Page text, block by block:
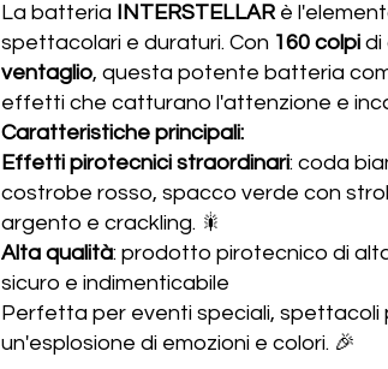
La batteria
INTERSTELLARè
spettacolari e duraturi. Con 160 colpi di
ventaglio, questa potente batteria
effetti che catturano l'attenzione e
Caratteristiche principali:
Effetti pirotecnici straordinari: coda
costrobe rosso, spacco verde con
argento e crackling. 🎇
Alta qualità: prodotto pirotecnico di
sicuro e indimenticabile
Perfetta per eventi speciali, spettacoli
un'esplosione di emozioni e colori. 🎉